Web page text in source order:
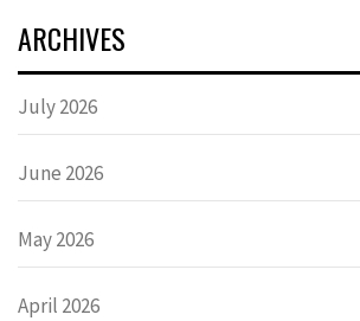
ARCHIVES
July 2026
June 2026
May 2026
April 2026